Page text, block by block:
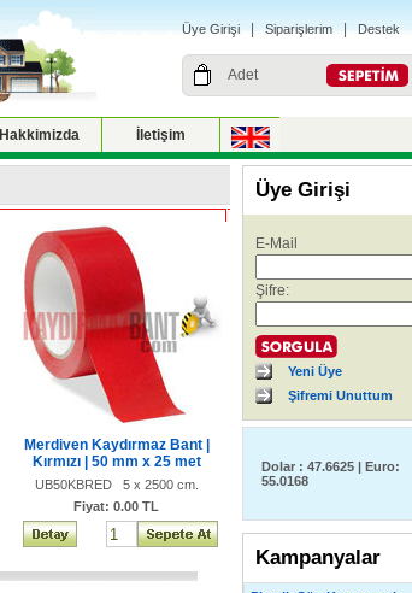
Üye Girişi | Siparişlerim | Destek
Adet
Hakkimizda İletişim
Merdiven Kaydırmaz Bant |
Kırmızı | 50 mm x 25 met
UB50KBRED 5 x 2500 cm.
Fiyat: 0.00 TL
Üye Girişi
E-Mail
Şifre:
Yeni Üye
Şifremi Unuttum
Dolar : 47.6625 | Euro:
55.0168
Kampanyalar